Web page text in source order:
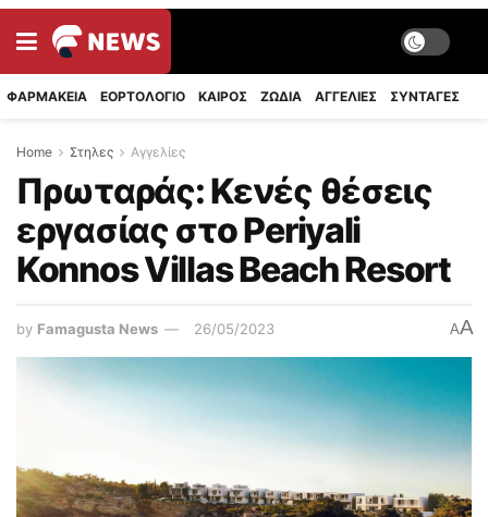
ΦΑΡΜΑΚΕΙΑ ΕΟΡΤΟΛΟΓΙΟ ΚΑΙΡΟΣ ΖΩΔΙΑ ΑΓΓΕΛΙΕΣ ΣΥΝΤΑΓΈΣ
Home Στηλες Αγγελίες
Πρωταράς: Κενές θέσεις
εργασίας στο Periyali
Konnos Villas Beach Resort
by Famagusta News 26/05/2023 AA